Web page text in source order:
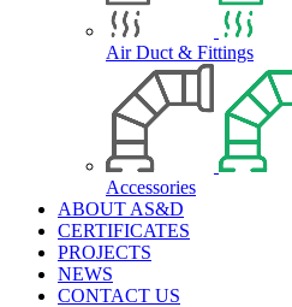
Air Duct & Fittings
Accessories
ABOUT AS&D
CERTIFICATES
PROJECTS
NEWS
CONTACT US